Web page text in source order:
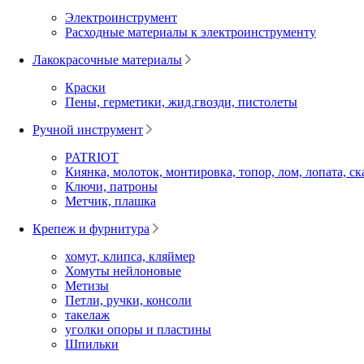
Электроинструмент
Расходные материалы к электроинструменту
Лакокрасочные материалы
Краски
Пены, герметики, жид.гвозди, пистолеты
Ручной инструмент
PATRIOT
Киянка, молоток, монтировка, топор, лом, лопата,
Ключи, патроны
Метчик, плашка
Крепеж и фурнитура
хомут, клипса, кляймер
Хомуты нейлоновые
Метизы
Петли, ручки, консоли
такелаж
уголки опоры и пластины
Шпильки